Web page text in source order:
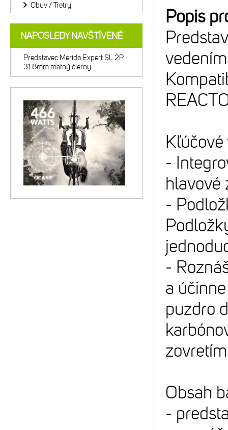
Popis
Kľúčové
-
hlavové
-
-
a
puzdro
Obsah
-
Obuv / Tretry
NAPOSLEDY NAVŠTÍVENÉ
Predstavec Merida Expert SL 2P
31.8mm matný čierny